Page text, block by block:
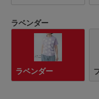
ラベンダー
ラベンダー